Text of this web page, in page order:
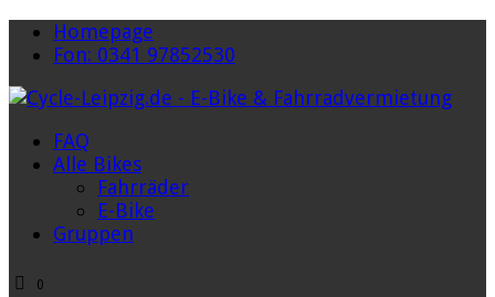
Homepage
Fon: 0341 97852530
FAQ
Alle Bikes
Fahrräder
E-Bike
Gruppen
0